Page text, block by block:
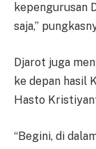
kepengurusan
saja,”
Djarot juga
ke depan hasil
Hasto
“Begini, di